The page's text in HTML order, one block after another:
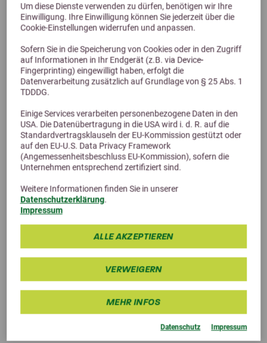
Um diese Dienste verwenden zu dürfen, benötigen wir Ihre
Einwilligung. Ihre Einwilligung können Sie jederzeit über die
Cookie-Einstellungen widerrufen und anpassen.
Sofern Sie in die Speicherung von Cookies oder in den Zugriff
auf Informationen in Ihr Endgerät (z.B. via Device-
Fingerprinting) eingewilligt haben, erfolgt die
Datenverarbeitung zusätzlich auf Grundlage von § 25 Abs. 1
TDDDG.
Einige Services verarbeiten personenbezogene Daten in den
USA. Die Datenübertragung in die USA wird i. d. R. auf die
Standardvertragsklauseln der EU-Kommission gestützt oder
auf den EU-U.S. Data Privacy Framework
(Angemessenheitsbeschluss EU-Kommission), sofern die
Unternehmen entsprechend zertifiziert sind.
Weitere Informationen finden Sie in unserer
Datenschutzerklärung.
Impressum
ALLE AKZEPTIEREN
VERWEIGERN
MEHR INFOS
Datenschutz Impressum
Höveler Dog Kollagen Plus
Kollagenpeptide können die Gelenke und den Bewegungsapparat
der Hunde unterstützen
ab 24,99 €
Previous
Kundenbewertungen